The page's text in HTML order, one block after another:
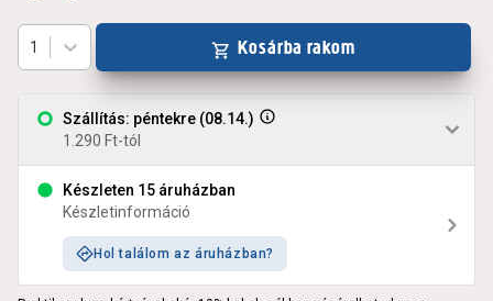
Szállítás: péntekre (08.14.)
1.290 Ft-tól
Készleten 15 áruházban
Készletinformáció
Hol találom az áruházban?
1 Kosárba rakom